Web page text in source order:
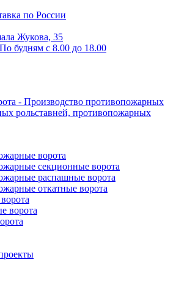
по России
Жукова, 35
По будням с 8.00 до 18.00
ворота
секционные ворота
распашные ворота
откатные ворота
ворота